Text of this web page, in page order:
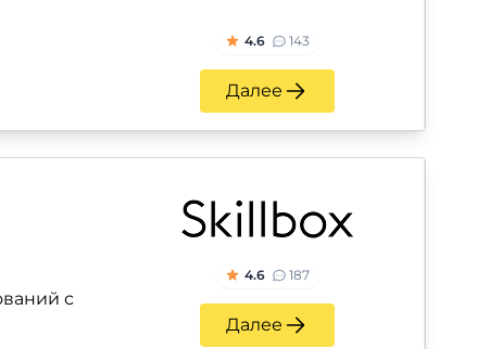
4.6 143
Далее
с
4.6 187
Далее